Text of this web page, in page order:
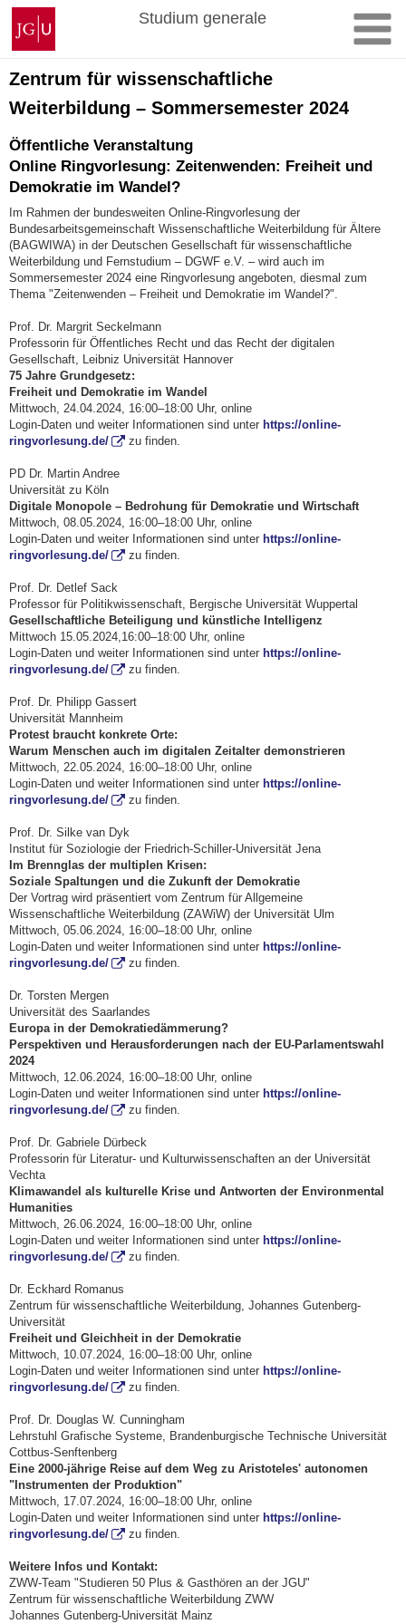
Zum
Inhalt
springen
Johannes
Gutenberg-
Universität
Mainz
Studium generale
Zentrum für wissenschaftliche
Weiterbildung – Sommersemester 2024
Öffentliche Veranstaltung
Online Ringvorlesung: Zeitenwenden: Freiheit und
Demokratie im Wandel?
Im Rahmen der bundesweiten Online-Ringvorlesung der
Bundesarbeitsgemeinschaft Wissenschaftliche Weiterbildung für Ältere
(BAGWIWA) in der Deutschen Gesellschaft für wissenschaftliche
Weiterbildung und Fernstudium – DGWF e.V. – wird auch im
Sommersemester 2024 eine Ringvorlesung angeboten, diesmal zum
Thema "Zeitenwenden – Freiheit und Demokratie im Wandel?".
Prof. Dr. Margrit Seckelmann
Professorin für Öffentliches Recht und das Recht der digitalen
Gesellschaft, Leibniz Universität Hannover
75 Jahre Grundgesetz:
Freiheit und Demokratie im Wandel
Mittwoch, 24.04.2024, 16:00–18:00 Uhr, online
Login-Daten und weiter Informationen sind unter https://online-
ringvorlesung.de/
zu finden.
PD Dr. Martin Andree
Universität zu Köln
Digitale Monopole – Bedrohung für Demokratie und Wirtschaft
Mittwoch, 08.05.2024, 16:00–18:00 Uhr, online
Login-Daten und weiter Informationen sind unter https://online-
ringvorlesung.de/
zu finden.
Prof. Dr. Detlef Sack
Professor für Politikwissenschaft, Bergische Universität Wuppertal
Gesellschaftliche Beteiligung und künstliche Intelligenz
Mittwoch 15.05.2024,16:00–18:00 Uhr, online
Login-Daten und weiter Informationen sind unter https://online-
ringvorlesung.de/
zu finden.
Prof. Dr. Philipp Gassert
Universität Mannheim
Protest braucht konkrete Orte:
Warum Menschen auch im digitalen Zeitalter demonstrieren
Mittwoch, 22.05.2024, 16:00–18:00 Uhr, online
Login-Daten und weiter Informationen sind unter https://online-
ringvorlesung.de/
zu finden.
Prof. Dr. Silke van Dyk
Institut für Soziologie der Friedrich-Schiller-Universität Jena
Im Brennglas der multiplen Krisen:
Soziale Spaltungen und die Zukunft der Demokratie
Der Vortrag wird präsentiert vom Zentrum für Allgemeine
Wissenschaftliche Weiterbildung (ZAWiW) der Universität Ulm
Mittwoch, 05.06.2024, 16:00–18:00 Uhr, online
Login-Daten und weiter Informationen sind unter https://online-
ringvorlesung.de/
zu finden.
Dr. Torsten Mergen
Universität des Saarlandes
Europa in der Demokratiedämmerung?
Perspektiven und Herausforderungen nach der EU-Parlamentswahl
2024
Mittwoch, 12.06.2024, 16:00–18:00 Uhr, online
Login-Daten und weiter Informationen sind unter https://online-
ringvorlesung.de/
zu finden.
Prof. Dr. Gabriele Dürbeck
Professorin für Literatur- und Kulturwissenschaften an der Universität
Vechta
Klimawandel als kulturelle Krise und Antworten der Environmental
Humanities
Mittwoch, 26.06.2024, 16:00–18:00 Uhr, online
Login-Daten und weiter Informationen sind unter https://online-
ringvorlesung.de/
zu finden.
Dr. Eckhard Romanus
Zentrum für wissenschaftliche Weiterbildung, Johannes Gutenberg-
Universität
Freiheit und Gleichheit in der Demokratie
Mittwoch, 10.07.2024, 16:00–18:00 Uhr, online
Login-Daten und weiter Informationen sind unter https://online-
ringvorlesung.de/
zu finden.
Prof. Dr. Douglas W. Cunningham
Lehrstuhl Grafische Systeme, Brandenburgische Technische Universität
Cottbus-Senftenberg
Eine 2000-jährige Reise auf dem Weg zu Aristoteles' autonomen
"Instrumenten der Produktion"
Mittwoch, 17.07.2024, 16:00–18:00 Uhr, online
Login-Daten und weiter Informationen sind unter https://online-
ringvorlesung.de/
zu finden.
Weitere Infos und Kontakt:
ZWW-Team "Studieren 50 Plus & Gasthören an der JGU"
Zentrum für wissenschaftliche Weiterbildung ZWW
Johannes Gutenberg-Universität Mainz